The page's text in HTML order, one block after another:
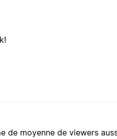
de moyenne de viewers